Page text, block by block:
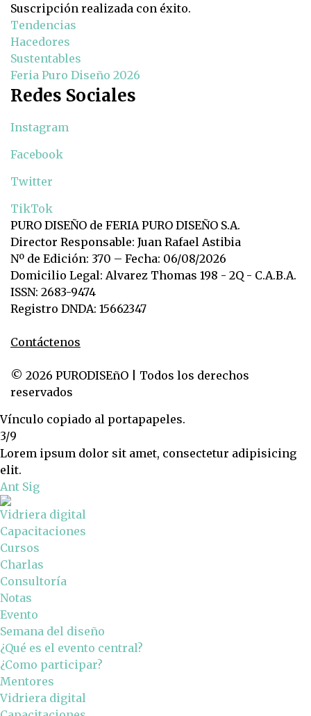
Suscripción realizada con éxito.
Tendencias
Hacedores
Sustentables
Feria Puro Diseño 2026
Redes Sociales
Instagram
Facebook
Twitter
TikTok
PURO DISEÑO de FERIA PURO DISEÑO S.A.
Director Responsable: Juan Rafael Astibia
Nº de Edición: 370 – Fecha: 06/08/2026
Domicilio Legal: Alvarez Thomas 198 - 2Q - C.A.B.A.
ISSN: 2683-9474
Registro DNDA: 15662347
Contáctenos
© 2026 PURODISEñO | Todos los derechos
reservados
Vínculo copiado al portapapeles.
3/9
Lorem ipsum dolor sit amet, consectetur adipisicing
elit.
Ant Sig
Vidriera digital
Capacitaciones
Cursos
Charlas
Consultoría
Notas
Evento
Semana del diseño
¿Qué es el evento central?
¿Como participar?
Mentores
Vidriera digital